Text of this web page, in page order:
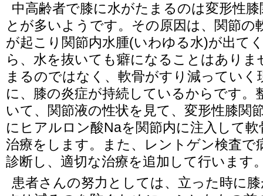
中高齢者で膝に水がたまるのは変形性
とが多いようです。その原因は、関節の
が起こり関節内水腫(いわゆる水)が出て
ら、水を抜いても癖になることはあり
まるのではなく、軟骨がすり減ってい
に、膝の炎症が持続しているからです。
いて、関節液の性状を見て、変形性膝関
にヒアルロン酸Naを関節内に注入して
治療をします。また、レントゲン検査で
診断し、適切な治療を追加して行います
患者さんの努力としては、立った時に